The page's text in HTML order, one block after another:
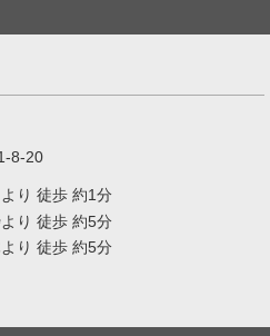
8-20
り 徒歩 約1分
り 徒歩 約5分
り 徒歩 約5分